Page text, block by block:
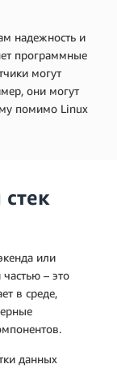
надежность и
программные
могут
они могут
помимо Linux
или
– это
в среде,
данных